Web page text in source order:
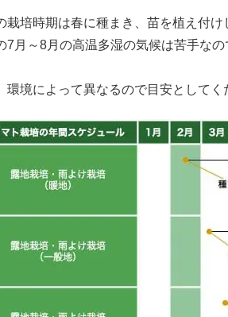
栽培時期は春に種まき、苗を植え付
7月～8月の高温多湿の気候は苦手な
環境によって異なるので目安としてく